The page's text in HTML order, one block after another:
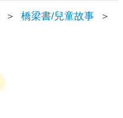
＞ 橋梁書/兒童故事
＞